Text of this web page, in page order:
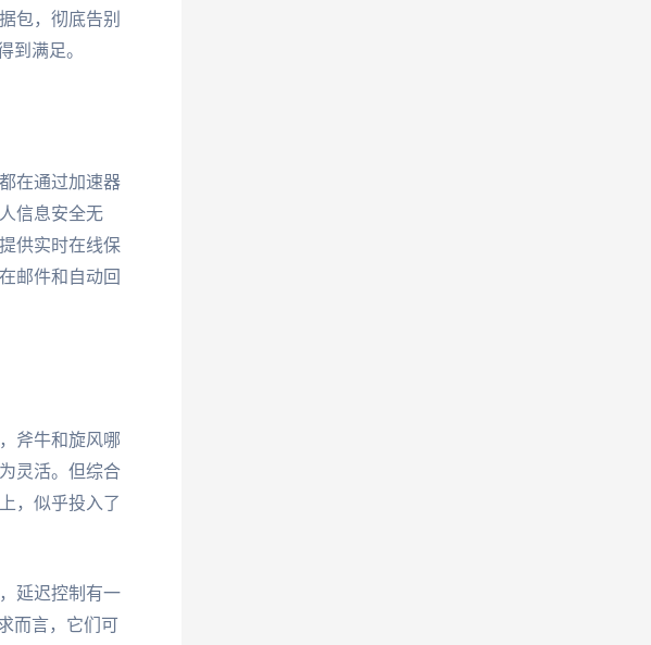
包，彻底告别
到满足。
在通过加速器
信息安全无
供实时在线保
邮件和自动回
斧牛和旋风哪
灵活。但综合
，似乎投入了
延迟控制有一
而言，它们可